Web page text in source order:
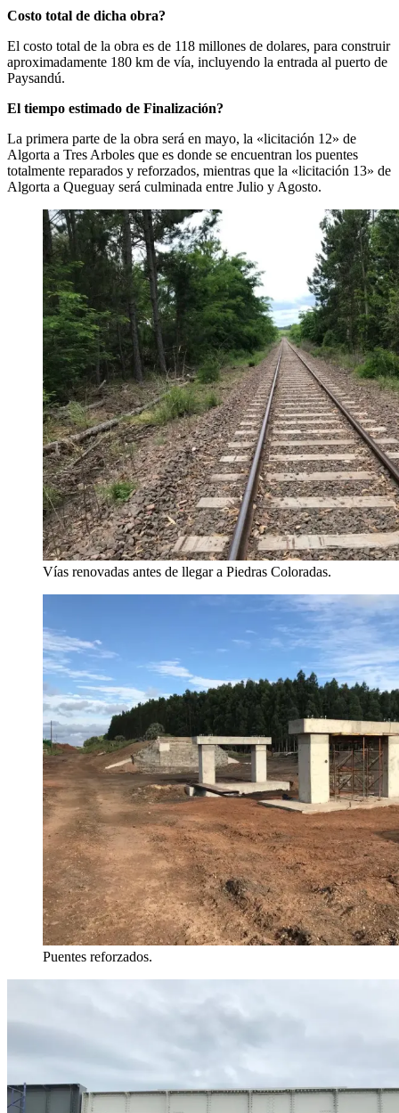
Costo total de dicha obra?
El costo total de la obra es de 118 millones de dolares, para construir
aproximadamente 180 km de vía, incluyendo la entrada al puerto de
Paysandú.
El tiempo estimado de Finalización?
La primera parte de la obra será en mayo, la «licitación 12» de
Algorta a Tres Arboles que es donde se encuentran los puentes
totalmente reparados y reforzados, mientras que la «licitación 13» de
Algorta a Queguay será culminada entre Julio y Agosto.
Vías renovadas antes de llegar a Piedras Coloradas.
Puentes reforzados.